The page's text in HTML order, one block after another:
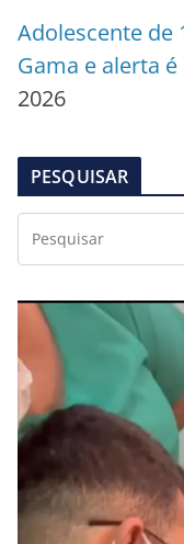
Adolescente de
Gama e alerta
2026
PESQUISAR